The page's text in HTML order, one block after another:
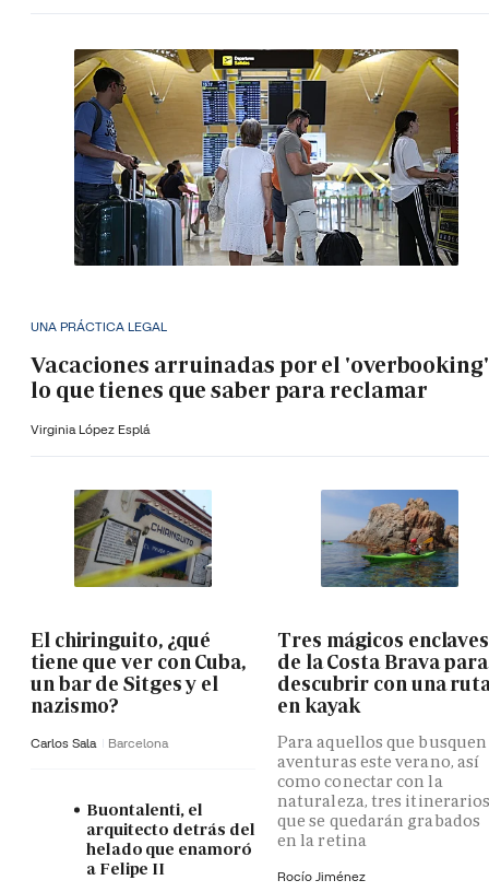
UNA PRÁCTICA LEGAL
Vacaciones arruinadas por el
lo que tienes que saber para reclamar
Virginia López Esplá
El chiringuito, ¿qué
tiene que ver con Cuba,
un bar de Sitges y el
nazismo?
Carlos Sala Barcelona
Buontalenti, el
arquitecto detrás del
helado que enamoró
a Felipe II
Tres mágicos enclaves
de la Costa Brava para
descubrir con una
en kayak
Para aquellos que busquen
aventuras este verano, así
como conectar con la
naturaleza, tres
que se quedarán grabados
en la retina
Rocío Jiménez